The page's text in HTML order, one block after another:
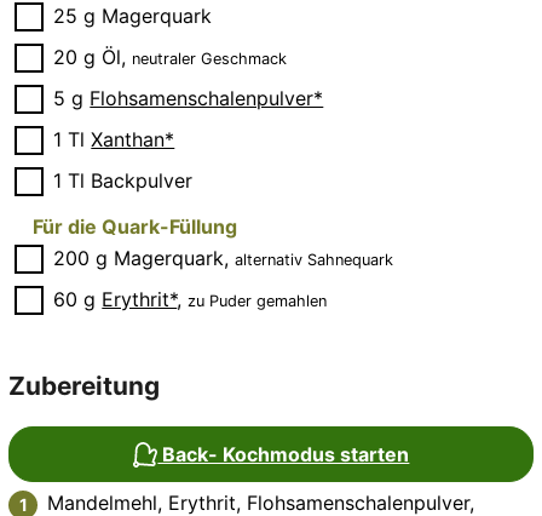
▢
25 g Magerquark
▢
20 g Öl, neutraler Geschmack
▢
5 g Flohsamenschalenpulver*
▢
1 Tl Xanthan*
▢
1 Tl Backpulver
Für die Quark-Füllung
▢
200 g Magerquark,alternativ Sahnequark
▢
60 g Erythrit*, zu Puder gemahlen
Zubereitung
Back- Kochmodus starten
Mandelmehl, Erythrit, Flohsamenschalenpulver,